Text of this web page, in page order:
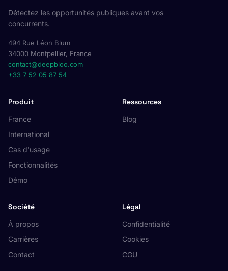
Détectez les opportunités publiques avant vos
concurrents.
494 Rue Léon Blum
34000 Montpellier, France
contact@deepbloo.com
+33 7 52 05 87 54
Produit
France
International
Cas d'usage
Fonctionnalités
Démo
Ressources
Blog
Société
À propos
Carrières
Contact
Légal
Confidentialité
Cookies
CGU